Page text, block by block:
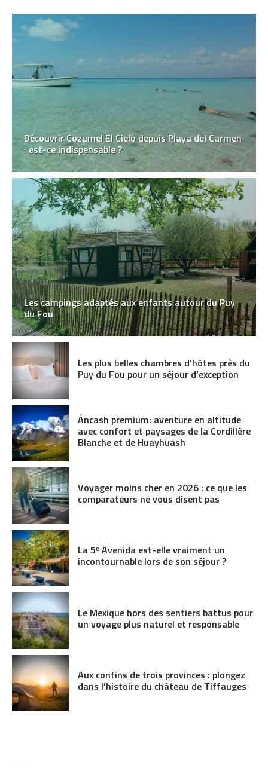
Découvrir Cozumel El Cielo depuis Playa del Carmen
: est-ce indispensable ?
Les campings adaptés aux enfants autour du Puy
du Fou
Les plus belles chambres d’hôtes près du
Puy du Fou pour un séjour d’exception
Áncash premium: aventure en altitude
avec confort et paysages de la Cordillère
Blanche et de Huayhuash
Voyager moins cher en 2026 : ce que les
comparateurs ne vous disent pas
La 5ᵉ Avenida est-elle vraiment un
incontournable lors de son séjour ?
Le Mexique hors des sentiers battus pour
un voyage plus naturel et responsable
Aux confins de trois provinces : plongez
dans l’histoire du château de Tiffauges